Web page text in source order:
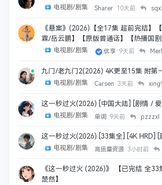
电视剧/剧集 Sharer 10天前
《悬案》(2026)【全17集 超前完结】
霖/岳云鹏】【原版普通话】【热播国剧
电视剧/剧集
优享 9天前
九门/老九门2(2026) 4K更至15集 附第
电视剧/剧集
Carsen 3天前
这一秒过火(2026) [中国大陆] [剧情 /
电视剧/剧集 单调 9天前 pzzzxl
这一秒过火(2026) [33集全] [4K HRD] [
电视剧/剧集 高质量资源 3小时前
《这一秒过火‎ (2026)》 【已完结 全
楚然】